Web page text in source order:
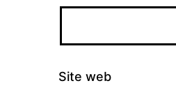
Site web